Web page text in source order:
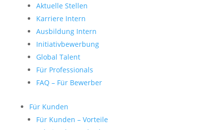
Aktuelle Stellen
Karriere Intern
Ausbildung Intern
Initiativbewerbung
Global Talent
Für Professionals
FAQ – Für Bewerber
Für Kunden
Für Kunden – Vorteile